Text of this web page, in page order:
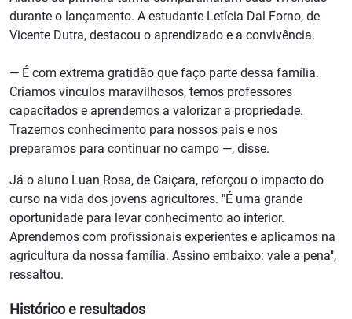
durante o lançamento. A estudante Letícia Dal Forno, de
Vicente Dutra, destacou o aprendizado e a convivência.
— É com extrema gratidão que faço parte dessa família.
Criamos vínculos maravilhosos, temos professores
capacitados e aprendemos a valorizar a propriedade.
Trazemos conhecimento para nossos pais e nos
preparamos para continuar no campo —, disse.
Já o aluno Luan Rosa, de Caiçara, reforçou o impacto do
curso na vida dos jovens agricultores. "É uma grande
oportunidade para levar conhecimento ao interior.
Aprendemos com profissionais experientes e aplicamos na
agricultura da nossa família. Assino embaixo: vale a pena",
ressaltou.
Histórico e resultados